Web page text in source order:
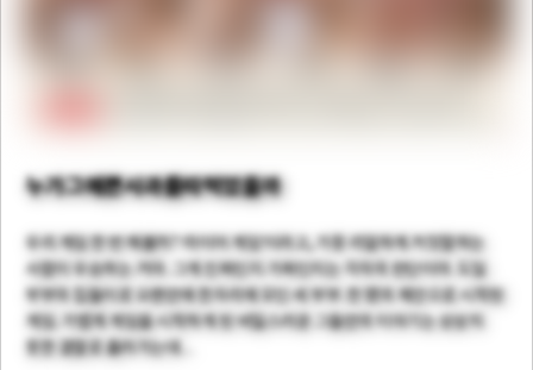
누가그예쁜사과를따먹었을까
우리 게임 한 번 해볼까? ‘라이어 게임’이라고, 가장 리얼하게 거짓말하는
사람이 우승하는 거야. 그게 진짜인지 가짜인지는 각자의 판단이야. 도일
부부의 집들이로 오랜만에 한자리에 모인 세 부부. 한 명의 제안으로 시작된
게임. 가볍게 게임을 시작하게 된 비밀스러운 그들만의 이야기는 상상치
못한 결말로 흘러가는데…